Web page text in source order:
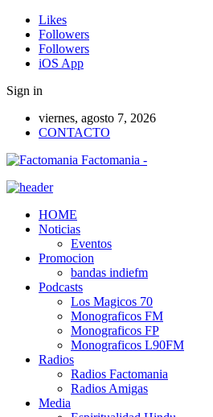
Likes
Followers
Followers
iOS App
Sign in
viernes, agosto 7, 2026
CONTACTO
Factomania -
HOME
Noticias
Eventos
Promocion
bandas indiefm
Podcasts
Los Magicos 70
Monograficos FM
Monograficos FP
Monograficos L90FM
Radios
Radios Factomania
Radios Amigas
Media